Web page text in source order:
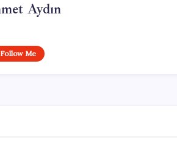
Aydın
Follow Me